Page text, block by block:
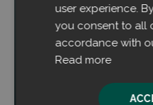
Tornio
Outokumpu in Tornio
user experience.
you consent to all
accordance with
Read more